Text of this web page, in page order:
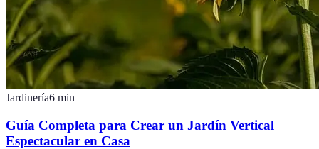
Jardinería6 min
Guía Completa para Crear un Jardín Vertical
Espectacular en Casa